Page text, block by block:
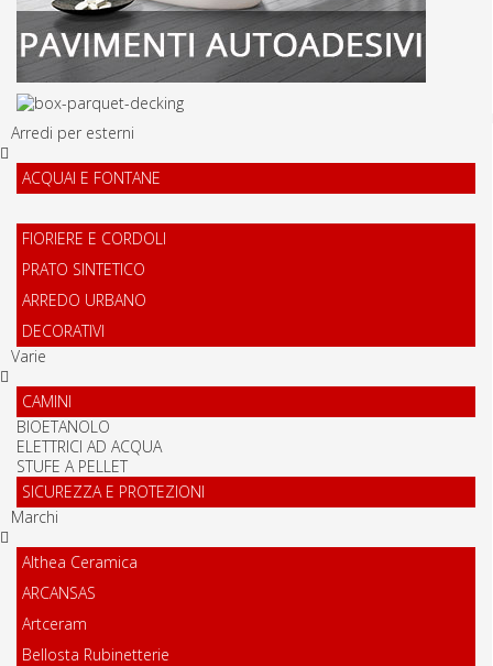
Arredi per esterni
ACQUAI E FONTANE
FIORIERE E CORDOLI
PRATO SINTETICO
ARREDO URBANO
DECORATIVI
Varie
CAMINI
BIOETANOLO
ELETTRICI AD ACQUA
STUFE A PELLET
SICUREZZA E PROTEZIONI
Marchi
Althea Ceramica
ARCANSAS
Artceram
Bellosta Rubinetterie